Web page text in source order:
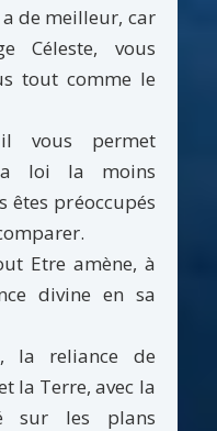
a de meilleur, car
Céleste, vous
tout comme le
vous permet
la loi la moins
êtes préoccupés
Etre amène, à
divine en sa
la reliance de
la Terre, avec la
sur les plans